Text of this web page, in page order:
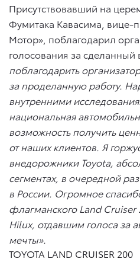
Присутствовавший на
Фумитака Кавасима, вице-
Мотор», поблагодарил
голосования за сделанный
поблагодарить
за проделанную работу.
внутренними
национальная
возможность получить
от наших клиентов. Я
внедорожники Toyota,
сегментах, в очередной
в России. Огромное
флагманского Land
Hilux, отдавшим голоса за
мечты».
TOYOTA LAND CRUISER 200